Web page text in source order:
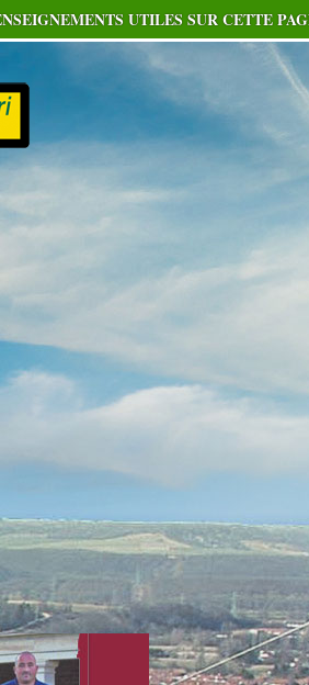
UTILES SUR CETTE